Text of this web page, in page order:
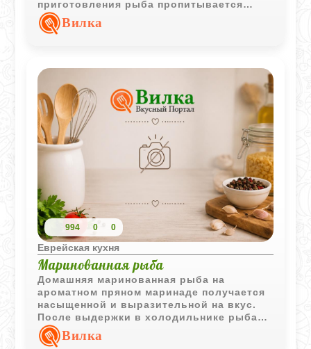
приготовления рыба пропитывается
ароматами лука, моркови и свеклы,
приобретая насыщенный вкус и мягкую
Вилка
994 0 0
Еврейская кухня
Маринованная рыба
Домашняя маринованная рыба на
ароматном пряном маринаде получается
насыщенной и выразительной на вкус.
После выдержки в холодильнике рыба
становится ещё аппетитнее и отлично
сочетается с картофельным гарниром.
Вилка